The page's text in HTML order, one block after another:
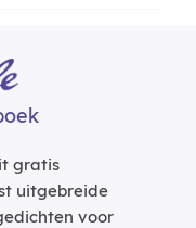
gratis
uitgebreide
voor